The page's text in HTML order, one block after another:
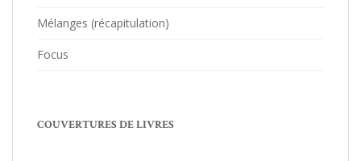
Mélanges (récapitulation)
Focus
COUVERTURES DE LIVRES